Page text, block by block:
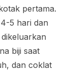
pertama.
5 hari dan
biji saat
dan coklat